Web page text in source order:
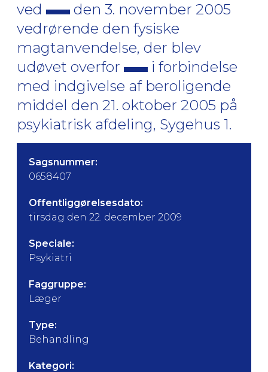
ved
den 3. november 2005
vedrørende den fysiske
magtanvendelse, der blev
udøvet overfor
i forbindelse
med indgivelse af beroligende
middel den 21. oktober 2005 på
psykiatrisk afdeling, Sygehus 1.
Sagsnummer:
0658407
Offentliggørelsesdato:
tirsdag den 22. december 2009
Speciale:
Psykiatri
Faggruppe:
Læger
Type:
Behandling
Kategori: